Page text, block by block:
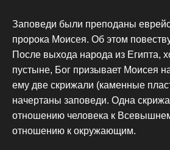
Заповеди были преподаны
пророка Моисея. Об этом
После выхода народа из Египта,
пустыне, Бог призывает Моисея
ему две скрижали (каменные
начертаны заповеди. Одна
отношению человека к
отношению к окружающим.